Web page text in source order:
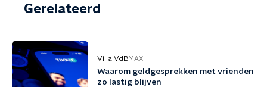
Gerelateerd
Villa VdBMAX
Waarom geldgesprekken met vrienden
zo lastig blijven